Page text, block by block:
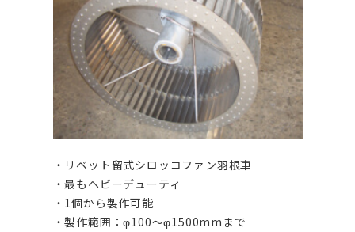
・リベット留式シロッコファン羽根車
・最もヘビーデューティ
・1個から製作可能
・製作範囲：φ100～φ1500mmまで